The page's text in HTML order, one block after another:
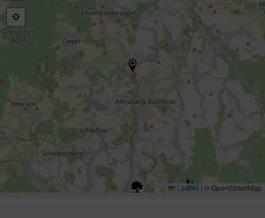
Leaflet | © OpenStreetMap